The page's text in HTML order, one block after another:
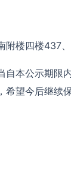
楼四楼437
本公示期限
望今后继续保